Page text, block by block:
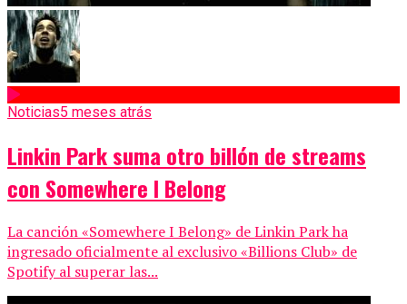
Noticias5 meses atrás
Linkin Park suma otro billón de streams
con Somewhere I Belong
La canción «Somewhere I Belong» de Linkin Park ha
ingresado oficialmente al exclusivo «Billions Club» de
Spotify al superar las...